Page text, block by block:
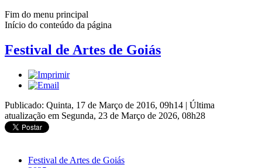
Fim do menu principal
Início do conteúdo da página
Festival de Artes de Goiás
Publicado: Quinta, 17 de Março de 2016, 09h14 | Última
atualização em Segunda, 23 de Março de 2026, 08h28
Festival de Artes de Goiás